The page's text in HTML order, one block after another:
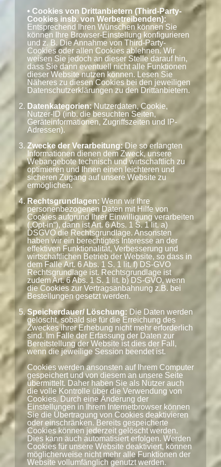
• Cookies von Drittanbietern (Third-Party-
Cookies insb. von Werbetreibenden):
Entsprechend Ihren Wünschen können Sie
können Ihre Browser-Einstellung konfigurieren
und z. B. Die Annahme von Third-Party-
Cookies oder allen Cookies ablehnen. Wir
weisen Sie jedoch an dieser Stelle darauf hin,
dass Sie dann eventuell nicht alle Funktionen
dieser Website nutzen können. Lesen Sie
Näheres zu diesen Cookies bei den jeweiligen
Datenschutzerklärungen zu den Drittanbietern.
Datenkategorien:Nutzerdaten, Cookie,
Nutzer-ID (inb. die besuchten Seiten,
Geräteinformationen, Zugriffszeiten und IP-
Adressen).
Zwecke der Verarbeitung:Die so erlangten
Informationen dienen dem Zweck, unsere
Webangebote technisch und wirtschaftlich zu
optimieren und Ihnen einen leichteren und
sicheren Zugang auf unsere Website zu
ermöglichen.
Rechtsgrundlagen: Wenn wir Ihre
personenbezogenen Daten mit Hilfe von
Cookies aufgrund Ihrer Einwilligung verarbeiten
(„Opt-in“), dann ist Art. 6 Abs. 1 S. 1 lit. a)
DSGVO die Rechtsgrundlage. Ansonsten
haben wir ein berechtigtes Interesse an der
effektiven Funktionalität, Verbesserung und
wirtschaftlichen Betrieb der Website, so dass in
dem Falle Art. 6 Abs. 1 S. 1 lit. f) DS-GVO
Rechtsgrundlage ist. Rechtsgrundlage ist
zudem Art. 6 Abs. 1 S. 1 lit. b) DS-GVO, wenn
die Cookies zur Vertragsanbahnung z.B. bei
Bestellungen gesetzt werden.
Speicherdauer/ Löschung: Die Daten werden
gelöscht, sobald sie für die Erreichung des
Zweckes ihrer Erhebung nicht mehr erforderlich
sind. Im Falle der Erfassung der Daten zur
Bereitstellung der Website ist dies der Fall,
wenn die jeweilige Session beendet ist.
Cookies werden ansonsten auf Ihrem Computer
gespeichert und von diesem an unsere Seite
übermittelt. Daher haben Sie als Nutzer auch
die volle Kontrolle über die Verwendung von
Cookies. Durch eine Änderung der
Einstellungen in Ihrem Internetbrowser können
Sie die Übertragung von Cookies deaktivieren
oder einschränken. Bereits gespeicherte
Cookies können jederzeit gelöscht werden.
Dies kann auch automatisiert erfolgen. Werden
Cookies für unsere Website deaktiviert, können
möglicherweise nicht mehr alle Funktionen der
Website vollumfänglich genutzt werden.